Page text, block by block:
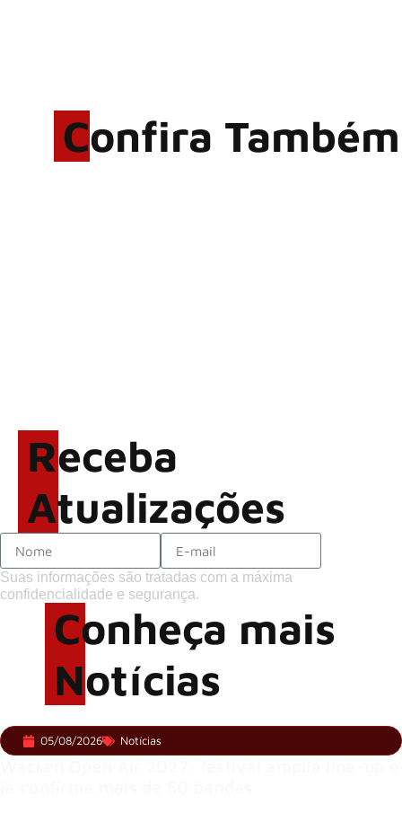
Confira Também
Receba
Atualizações
Suas informações são tratadas com a máxima
confidencialidade e segurança.
Conheça mais
Notícias
05/08/2026 Notícias